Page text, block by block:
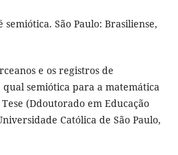
semiótica. São Paulo: Brasiliense,
e os registros de
semiótica para a matemática
(Ddoutorado em Educação
Católica de São Paulo,